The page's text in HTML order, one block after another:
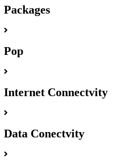
Packages
Pop
Internet Connectvity
Data Conectvity